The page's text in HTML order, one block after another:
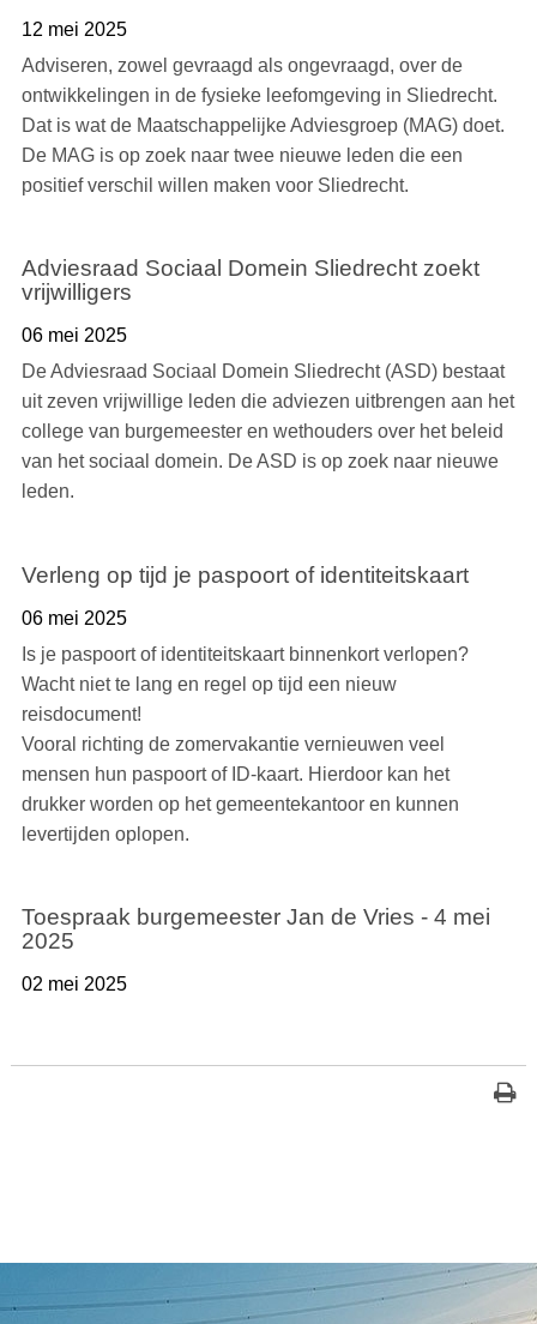
12 mei 2025
Adviseren, zowel gevraagd als ongevraagd, over de
ontwikkelingen in de fysieke leefomgeving in Sliedrecht.
Dat is wat de Maatschappelijke Adviesgroep (MAG) doet.
De MAG is op zoek naar twee nieuwe leden die een
positief verschil willen maken voor Sliedrecht.
Adviesraad Sociaal Domein Sliedrecht zoekt
vrijwilligers
06 mei 2025
De Adviesraad Sociaal Domein Sliedrecht (ASD) bestaat
uit zeven vrijwillige leden die adviezen uitbrengen aan het
college van burgemeester en wethouders over het beleid
van het sociaal domein. De ASD is op zoek naar nieuwe
leden.
Verleng op tijd je paspoort of identiteitskaart
06 mei 2025
Is je paspoort of identiteitskaart binnenkort verlopen?
Wacht niet te lang en regel op tijd een nieuw
reisdocument!
Vooral richting de zomervakantie vernieuwen veel
mensen hun paspoort of ID-kaart. Hierdoor kan het
drukker worden op het gemeentekantoor en kunnen
levertijden oplopen.
Toespraak burgemeester Jan de Vries - 4 mei
2025
02 mei 2025